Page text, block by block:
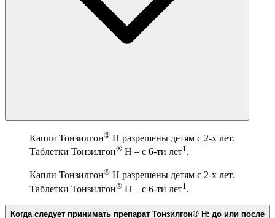
Капли Тонзилгон® Н разрешены детям с 2-х лет.
Таблетки Тонзилгон® Н – с 6-ти лет1.
Капли Тонзилгон® Н разрешены детям с 2-х лет.
Таблетки Тонзилгон® Н – с 6-ти лет1 .
Когда следует принимать препарат Тонзилгон® Н: до или после